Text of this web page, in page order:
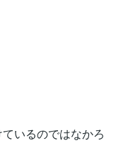
いるのではなかろ